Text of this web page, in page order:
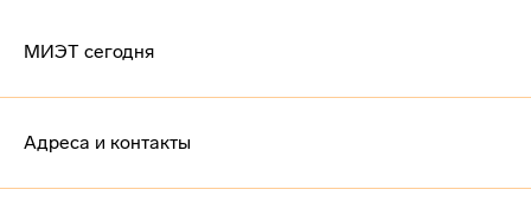
МИЭТ сегодня
Адреса и контакты